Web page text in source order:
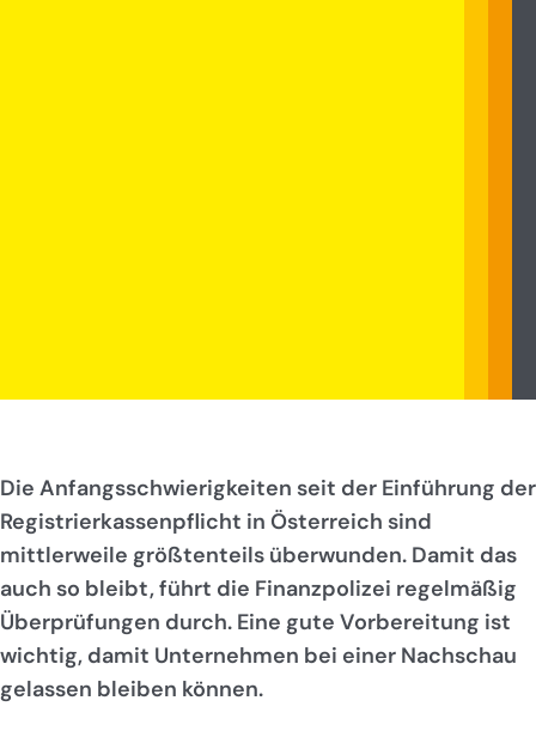
Die Anfangsschwierigkeiten seit der Einführung der
Registrierkassenpflicht in Österreich sind
mittlerweile größtenteils überwunden. Damit das
auch so bleibt, führt die Finanzpolizei regelmäßig
Überprüfungen durch. Eine gute Vorbereitung ist
wichtig, damit Unternehmen bei einer Nachschau
gelassen bleiben können.